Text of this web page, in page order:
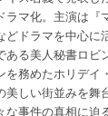
ラマ化。主演は『
どドラマを中心に
ある美人秘書ロビ
を務めたホリデイ
美しい街並みを舞
な事件の真相に迫